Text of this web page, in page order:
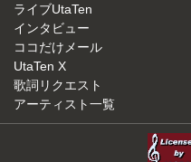
ライブUtaTen
インタビュー
ココだけメール
UtaTen X
歌詞リクエスト
アーティスト一覧